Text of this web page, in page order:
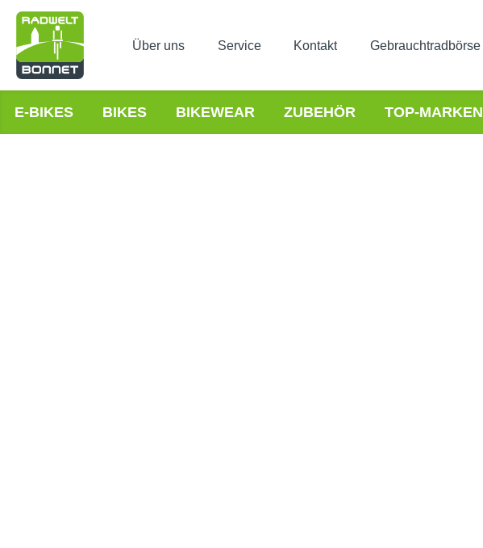
Über uns Service Kontakt Gebrauchtradbörse
E-BIKES BIKES BIKEWEAR ZUBEHÖR TOP-MARKEN